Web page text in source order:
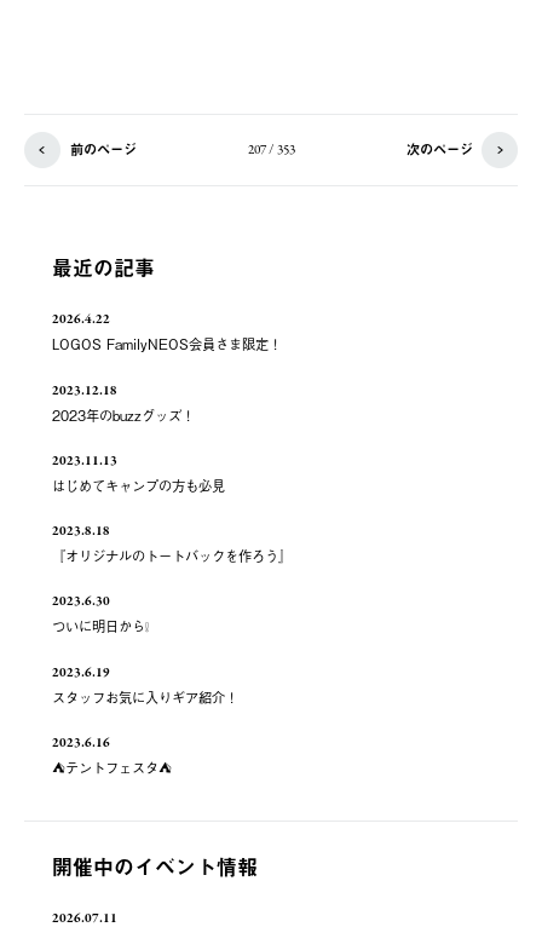
前のページ 207 / 353 次のページ
最近の記事
2026.4.22
LOGOS FamilyNEOS会員さま限定！
2023.12.18
2023年のbuzzグッズ！
2023.11.13
はじめてキャンプの方も必見
2023.8.18
『オリジナルのトートバックを作ろう』
2023.6.30
ついに明日から❕
2023.6.19
スタッフお気に入りギア紹介！
2023.6.16
⛺️テントフェスタ⛺️
開催中のイベント情報
2026.07.11